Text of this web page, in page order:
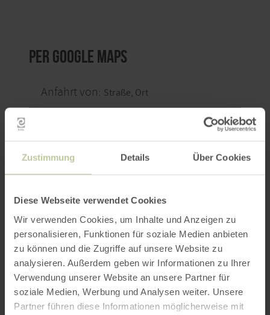
Zustimmung Details Über Cookies
Diese Webseite verwendet Cookies
Wir verwenden Cookies, um Inhalte und Anzeigen zu
personalisieren, Funktionen für soziale Medien anbieten
zu können und die Zugriffe auf unsere Website zu
analysieren. Außerdem geben wir Informationen zu Ihrer
Verwendung unserer Website an unsere Partner für
soziale Medien, Werbung und Analysen weiter. Unsere
Partner führen diese Informationen möglicherweise mit
per Google Maps
Anfahrt von:
Weitere Veranstaltungen